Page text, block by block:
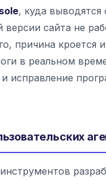
, куда
сайта не
причина кроется
в реальном
исправление